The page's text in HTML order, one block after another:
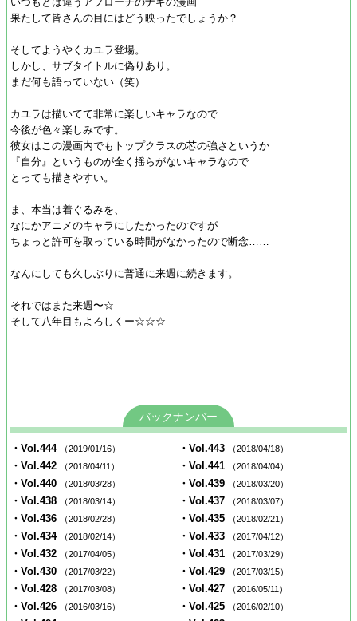
果たして皆さんの目にはどう映ったでしょうか？
そしてようやくカユラ登場。
しかし、サブタイトルに偽りあり。
まだ何も語っていない（笑）
カユラは描いてて非常に楽しいキャラなので
今後が色々楽しみです。
彼女はこの漫画内でもトップクラスの芯の強さというか
『自分』というものが全く揺らがないキャラなので
とっても描きやすい。
ま、本当は着ぐるみを、
なにかアニメのキャラにしたかったのですが
ちょっと許可を取っている時間がなかったので断念……
なんにしても久しぶりに普通に来週に続きます。
それではまた来週〜☆
そして八年目もよろしくー☆☆☆
バックナンバー
・Vol.444 （2019/01/16） ・Vol.443 （2018/04/18）
・Vol.442 （2018/04/11） ・Vol.441 （2018/04/04）
・Vol.440 （2018/03/28） ・Vol.439 （2018/03/20）
・Vol.438 （2018/03/14） ・Vol.437 （2018/03/07）
・Vol.436 （2018/02/28） ・Vol.435 （2018/02/21）
・Vol.434 （2018/02/14） ・Vol.433 （2017/04/12）
・Vol.432 （2017/04/05） ・Vol.431 （2017/03/29）
・Vol.430 （2017/03/22） ・Vol.429 （2017/03/15）
・Vol.428 （2017/03/08） ・Vol.427 （2016/05/11）
・Vol.426 （2016/03/16） ・Vol.425 （2016/02/10）